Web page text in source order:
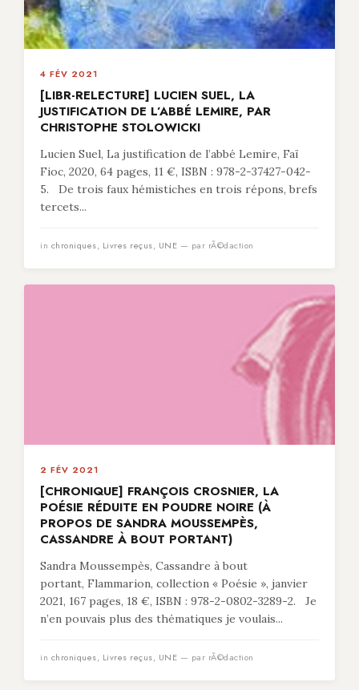
4 FÉV 2021
[LIBR-RELECTURE] LUCIEN SUEL, LA
JUSTIFICATION DE L’ABBÉ LEMIRE, PAR
CHRISTOPHE STOLOWICKI
Lucien Suel, La justification de l’abbé Lemire, Faï
Fioc, 2020, 64 pages, 11 €, ISBN : 978-2-37427-042-
5. De trois faux hémistiches en trois répons, brefs
tercets...
in chroniques, Livres reçus, UNE — par rÃ©daction
2 FÉV 2021
[CHRONIQUE] FRANÇOIS CROSNIER, LA
POÉSIE RÉDUITE EN POUDRE NOIRE (À
PROPOS DE SANDRA MOUSSEMPÈS,
CASSANDRE À BOUT PORTANT)
Sandra Moussempès, Cassandre à bout
portant, Flammarion, collection « Poésie », janvier
2021, 167 pages, 18 €, ISBN : 978-2-0802-3289-2. Je
n’en pouvais plus des thématiques je voulais...
in chroniques, Livres reçus, UNE — par rÃ©daction